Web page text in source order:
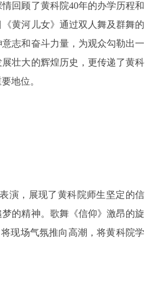
回顾了黄科院40年的办学历程和
黄河儿女》通过双人舞及群舞的
志和奋斗力量，为观众勾勒出一
壮大的辉煌历史，更传递了黄科
地位。
演，展现了黄科院师生坚定的信
的精神。歌舞《信仰》激昂的旋
现场气氛推向高潮，将黄科院学